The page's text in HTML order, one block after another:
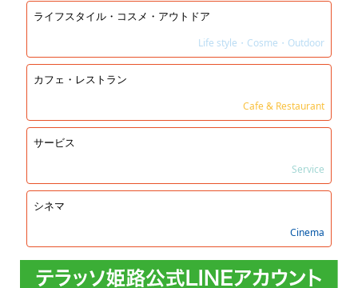
ライフスタイル・コスメ・アウトドア
Life style・Cosme・Outdoor
カフェ・レストラン
Cafe & Restaurant
サービス
Service
シネマ
Cinema